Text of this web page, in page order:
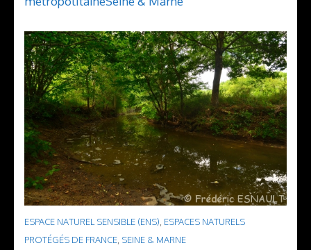
ESPACE NATUREL SENSIBLE (ENS) ESPACES NATURELS
PROTÉGÉS DE FRANCE SEINE & MARNE